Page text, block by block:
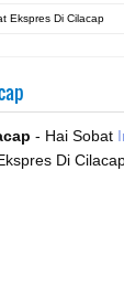
Ekspres Di Cilacap
- Hai Sobat
Di